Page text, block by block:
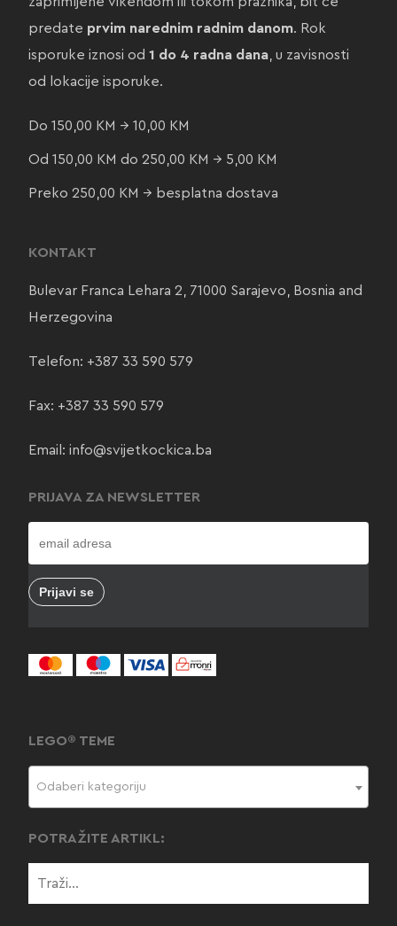
predate prvim narednim radnim danom. Rok
isporuke iznosi od 1 do 4 radna dana, u zavisnosti
od lokacije isporuke.
Do 150,00 KM → 10,00 KM
Od 150,00 KM do 250,00 KM → 5,00 KM
Preko 250,00 KM → besplatna dostava
KONTAKT
Bulevar Franca Lehara 2, 71000 Sarajevo, Bosnia and
Herzegovina
Telefon: +387 33 590 579
Fax: +387 33 590 579
Email: info@svijetkockica.ba
PRIJAVA ZA NEWSLETTER
LEGO® TEME
Odaberi kategoriju
POTRAŽITE ARTIKL: